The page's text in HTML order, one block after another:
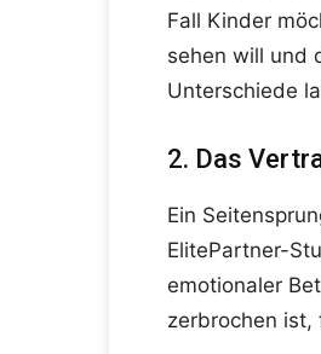
Fall Kinder
sehen will und
Unterschiede
2. Das
Ein
ElitePartner-
emotionaler
zerbrochen ist,